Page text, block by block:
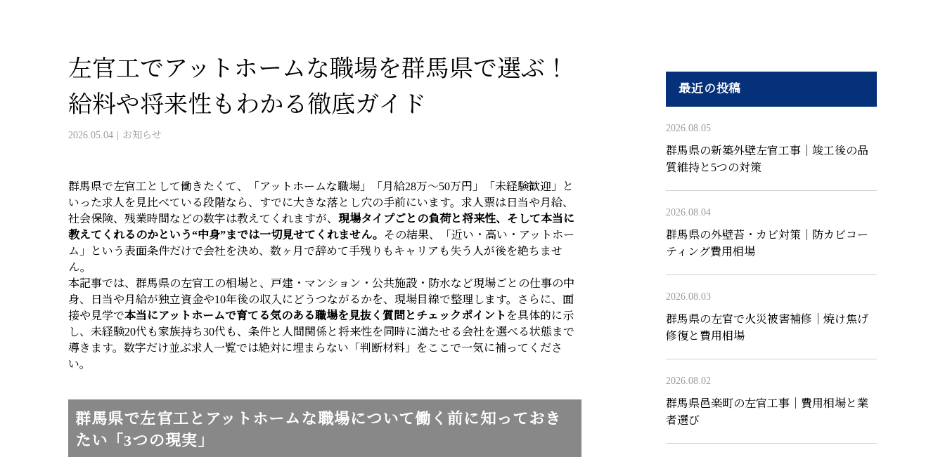
左官工でアットホームな職場を群馬県で選ぶ！
給料や将来性もわかる徹底ガイド
2026.05.04 お知らせ
群馬県で左官工として働きたくて、「アットホームな職場」「月給28万〜50万円」「未経験歓迎」と
いった求人を見比べている段階なら、すでに大きな落とし穴の手前にいます。求人票は日当や月給、
社会保険、残業時間などの数字は教えてくれますが、 現場タイプごとの負荷と将来性、そして本当に
教えてくれるのかという“中身”までは一切見せてくれません。 その結果、「近い・高い・アットホー
ム」という表面条件だけで会社を決め、数ヶ月で辞めて手残りもキャリアも失う人が後を絶ちませ
ん。
本記事では、群馬県の左官工の相場と、戸建・マンション・公共施設・防水など現場ごとの仕事の中
身、日当や月給が独立資金や10年後の収入にどうつながるかを、現場目線で整理します。さらに、面
接や見学で本当にアットホームで育てる気のある職場を見抜く質問とチェックポイント を具体的に示
し、未経験20代も家族持ち30代も、条件と人間関係と将来性を同時に満たせる会社を選べる状態まで
導きます。数字だけ並ぶ求人一覧では絶対に埋まらない「判断材料」をここで一気に補ってくださ
い。
群馬県で左官工とアットホームな職場について働く前に知っておき
たい「3つの現実」
最近の投稿
2026.08.05
群馬県の新築外壁左官工事｜竣工後の品
質維持と5つの対策
2026.08.04
群馬県の外壁苔・カビ対策｜防カビコー
ティング費用相場
2026.08.03
群馬県の左官で火災被害補修｜焼け焦げ
修復と費用相場
2026.08.02
群馬県邑楽町の左官工事｜費用相場と業
者選び